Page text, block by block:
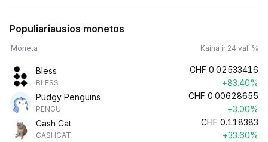
Populiariausios monetos
Moneta Kaina ir 24 val. %
Bless
BLESS
CHF 0.02533416
+83.40%
Pudgy Penguins
PENGU
CHF 0.00628655
+3.00%
Cash Cat
CASHCAT
CHF 0.118383
+33.60%